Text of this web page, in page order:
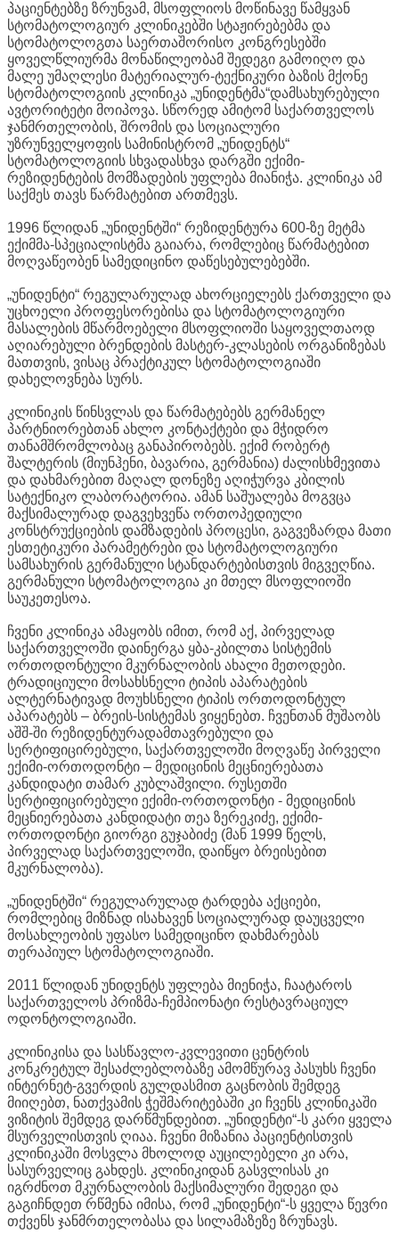
პაციენტებზე ზრუნვამ, მსოფლიოს მოწინავე წამყვან
სტომატოლოგიურ კლინიკებში სტაჟირებებმა და
სტომატოლოგთა საერთაშორისო კონგრესებში
ყოველწლიურმა მონაწილეობამ შედეგი გამოიღო და
მალე უმაღლესი მატერიალურ-ტექნიკური ბაზის მქონე
სტომატოლოგიის კლინიკა „უნიდენტმა“დამსახურებული
ავტორიტეტი მოიპოვა. სწორედ ამიტომ საქართველოს
ჯანმრთელობის, შრომის და სოციალური
უზრუნველყოფის სამინისტრომ „უნიდენტს“
სტომატოლოგიის სხვადასხვა დარგში ექიმი-
რეზიდენტების მომზადების უფლება მიანიჭა. კლინიკა ამ
საქმეს თავს წარმატებით ართმევს.
1996 წლიდან „უნიდენტში“ რეზიდენტურა 600-ზე მეტმა
ექიმმა-სპეციალისტმა გაიარა, რომლებიც წარმატებით
მოღვაწეობენ სამედიცინო დაწესებულებებში.
„უნიდენტი“ რეგულარულად ახორციელებს ქართველი და
უცხოელი პროფესორებისა და სტომატოლოგიური
მასალების მწარმოებელი მსოფლიოში საყოველთაოდ
აღიარებული ბრენდების მასტერ-კლასების ორგანიზებას
მათთვის, ვისაც პრაქტიკულ სტომატოლოგიაში
დახელოვნება სურს.
კლინიკის წინსვლას და წარმატებებს გერმანელ
პარტნიორებთან ახლო კონტაქტები და მჭიდრო
თანამშრომლობაც განაპირობებს. ექიმ რობერტ
შალტერის (მიუნჰენი, ბავარია, გერმანია) ძალისხმევითა
და დახმარებით მაღალ დონეზე აღიჭურვა კბილის
სატექნიკო ლაბორატორია. ამან საშუალება მოგვცა
მაქსიმალურად დაგვეხვეწა ორთოპედიული
კონსტრუქციების დამზადების პროცესი, გაგვეზარდა მათი
ესთეტიკური პარამეტრები და სტომატოლოგიური
სამსახურის გერმანული სტანდარტებისთვის მიგვეღწია.
გერმანული სტომატოლოგია კი მთელ მსოფლიოში
საუკეთესოა.
ჩვენი კლინიკა ამაყობს იმით, რომ აქ, პირველად
საქართველოში დაინერგა ყბა-კბილთა სისტემის
ორთოდონტული მკურნალობის ახალი მეთოდები.
ტრადიციული მოსახსნელი ტიპის აპარატების
ალტერნატივად მოუხსნელი ტიპის ორთოდონტულ
აპარატებს – ბრეის-სისტემას ვიყენებთ. ჩვენთან მუშაობს
აშშ-ში რეზიდენტურადამთავრებული და
სერტიფიცირებული, საქართველოში მოღვაწე პირველი
ექიმი-ორთოდონტი – მედიცინის მეცნიერებათა
კანდიდატი თამარ კუბლაშვილი. რუსეთში
სერტიფიცირებული ექიმი-ორთოდონტი - მედიცინის
მეცნიერებათა კანდიდატი თეა ზერეკიძე, ექიმი-
ორთოდონტი გიორგი გუჯაბიძე (მან 1999 წელს,
პირველად საქართველოში, დაიწყო ბრეისებით
მკურნალობა).
„უნიდენტში“ რეგულარულად ტარდება აქციები,
რომლებიც მიზნად ისახავენ სოციალურად დაუცველი
მოსახლეობის უფასო სამედიცინო დახმარებას
თერაპიულ სტომატოლოგიაში.
2011 წლიდან უნიდენტს უფლება მიენიჭა, ჩაატაროს
საქართველოს პრიზმა-ჩემპიონატი რესტავრაციულ
ოდონტოლოგიაში.
კლინიკისა და სასწავლო-კვლევითი ცენტრის
კონკრეტულ შესაძლებლობაზე ამომწურავ პასუხს ჩვენი
ინტერნეტ-გვერდის გულდასმით გაცნობის შემდეგ
მიიღებთ, ნათქვამის ჭეშმარიტებაში კი ჩვენს კლინიკაში
ვიზიტის შემდეგ დარწმუნდებით. „უნიდენტი“-ს კარი ყველა
მსურველისთვის ღიაა. ჩვენი მიზანია პაციენტისთვის
კლინიკაში მოსვლა მხოლოდ აუცილებელი კი არა,
სასურველიც გახდეს. კლინიკიდან გასვლისას კი
იგრძნოთ მკურნალობის მაქსიმალური შედეგი და
გაგიჩნდეთ რწმენა იმისა, რომ „უნიდენტი“-ს ყველა წევრი
თქვენს ჯანმრთელობასა და სილამაზეზე ზრუნავს.